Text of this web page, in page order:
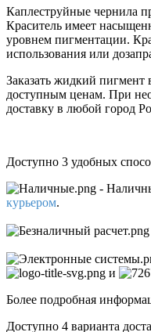
Каплеструйные чернила
Краситель имеет
уровнем пигментации.
использования или
Заказать жидкий
доступным ценам. При
доставку в любой город
Доступно 3 удобных
-
курьером.
и
Более подробная
Доступно 4 варианта